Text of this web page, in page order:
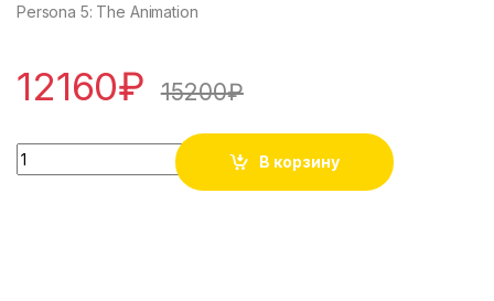
Persona 5: The Animation
12160₽ 15200₽
Persona 5: The Animation - Sakura Futaba - Figma #434
В корзину